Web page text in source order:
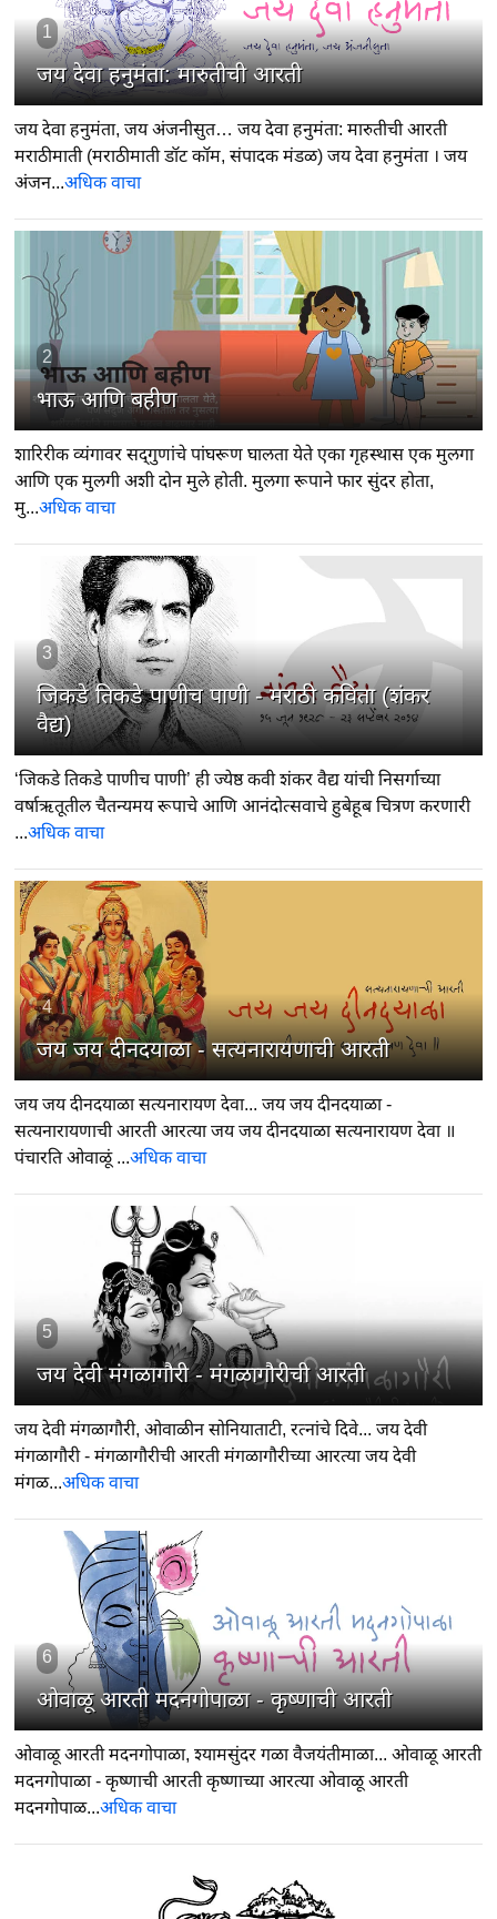
1
जय देवा हनुमंता: मारुतीची आरती
जय देवा हनुमंता, जय अंजनीसुत… जय देवा हनुमंता: मारुतीची आरती
मराठीमाती (मराठीमाती डॉट कॉम, संपादक मंडळ) जय देवा हनुमंता । जय
अंजन...अधिक वाचा
2
भाऊ आणि बहीण
शारिरीक व्यंगावर सद्‍गुणांचे पांघरूण घालता येते एका गृहस्थास एक मुलगा
आणि एक मुलगी अशी दोन मुले होती. मुलगा रूपाने फार सुंदर होता,
मु...अधिक वाचा
3
जिकडे तिकडे पाणीच पाणी - मराठी कविता (शंकर
वैद्य)
‘जिकडे तिकडे पाणीच पाणी’ ही ज्येष्ठ कवी शंकर वैद्य यांची निसर्गाच्या
वर्षाऋतूतील चैतन्यमय रूपाचे आणि आनंदोत्सवाचे हुबेहूब चित्रण करणारी
...अधिक वाचा
4
जय जय दीनदयाळा - सत्यनारायणाची आरती
जय जय दीनदयाळा सत्यनारायण देवा... जय जय दीनदयाळा -
सत्यनारायणाची आरती आरत्या जय जय दीनदयाळा सत्यनारायण देवा ॥
पंचारति ओवाळूं ...अधिक वाचा
5
जय देवी मंगळागौरी - मंगळागौरीची आरती
जय देवी मंगळागौरी, ओवाळीन सोनियाताटी, रत्नांचे दिवे... जय देवी
मंगळागौरी - मंगळागौरीची आरती मंगळागौरीच्या आरत्या जय देवी
मंगळ...अधिक वाचा
6
ओवाळू आरती मदनगोपाळा - कृष्णाची आरती
ओवाळू आरती मदनगोपाळा, श्यामसुंदर गळा वैजयंतीमाळा... ओवाळू आरती
मदनगोपाळा - कृष्णाची आरती कृष्णाच्या आरत्या ओवाळू आरती
मदनगोपाळ...अधिक वाचा